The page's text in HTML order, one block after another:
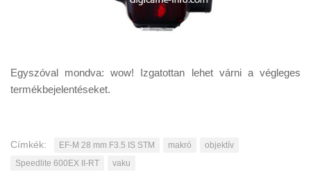
Egyszóval mondva: wow! Izgatottan lehet várni a végleges
termékbejelentéseket.
Címkék: EF-M 28 mm F3.5 IS STM makró
objektív
Speedlite 600EX II-RT
vaku